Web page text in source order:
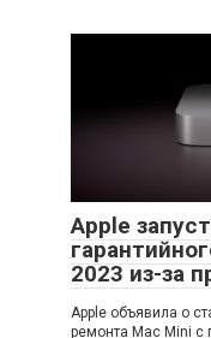
Apple
2023 из-за
Apple объявила о
ремонта Mac Mini с